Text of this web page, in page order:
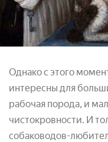
Однако с этого
интересны для
рабочая порода, и
чистокровности. И
собаководов-